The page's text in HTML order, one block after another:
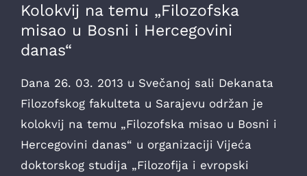
Kolokvij na temu „Filozofska
misao u Bosni i Hercegovini
danas“
Dana 26. 03. 2013 u Svečanoj sali Dekanata
Filozofskog fakulteta u Sarajevu održan je
kolokvij na temu „Filozofska misao u Bosni i
Hercegovini danas“ u organizaciji Vijeća
doktorskog studija „Filozofija i evropski